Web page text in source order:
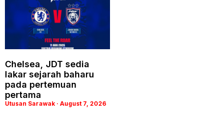
Chelsea, JDT sedia
lakar sejarah baharu
pada pertemuan
pertama
Utusan Sarawak August 7, 2026